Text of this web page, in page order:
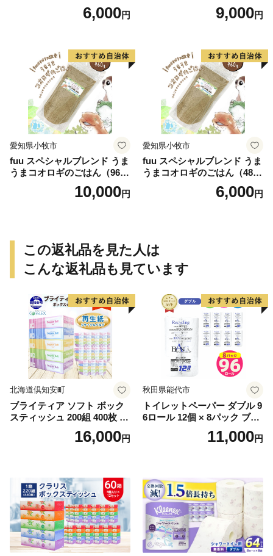
6,000円 9,000円
愛知県小牧市
fuu スペシャルブレンド うま
うまコオロギのごはん（960
10,000円
愛知県小牧市
fuu スペシャルブレンド うま
うまコオロギのごはん（480
6,000円
この返礼品を見た人は
こんな返礼品も見ています
北海道倶知安町
ブライティア ソフト ボック
スティッシュ 200組 400枚 60
箱 日本製 まとめ買い ティッ
シュ リサイクル 長持 防災 常
倶知安町 日用品
16,000円
秋田県能代市
トイレットペーパー ダブル 9
6ロール 12個 × 8パック ブラ
ンカ 再生紙 100％ 芯あり 日
用品 消耗品 無香料 生活用品
11,000円